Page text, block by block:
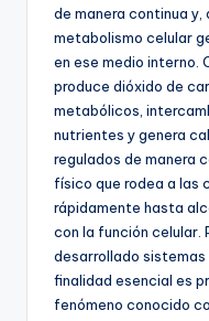
de manera continua y,
metabolismo celular
en ese medio interno.
produce dióxido de
metabólicos,
nutrientes y genera
regulados de manera
físico que rodea a las
rápidamente hasta
con la función celular.
desarrollado
finalidad esencial es
fenómeno conocido